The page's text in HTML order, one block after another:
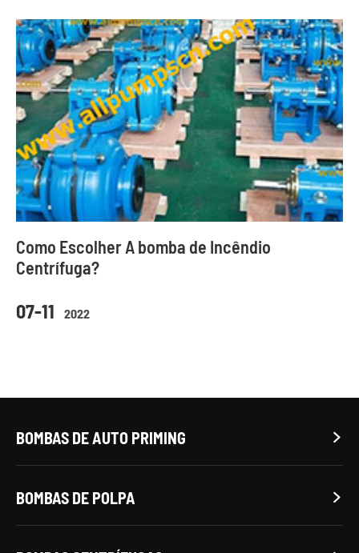
07-11 2022
Como Escolher A bomba de Incêndio
Centrífuga?
BOMBAS DE AUTO PRIMING 
BOMBAS DE POLPA 